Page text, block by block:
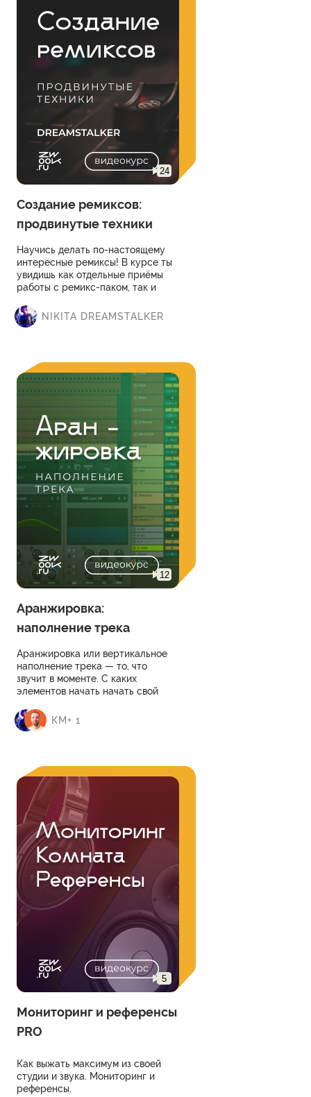
24
Создание ремиксов:
продвинутые техники
Научись делать по-настоящему
интересные ремиксы! В курсе ты
увидишь как отдельные приёмы
работы с ремикс-паком, так и
нуля в Ableton Live.
NIKITA DREAMSTALKER
12
Аранжировка:
наполнение трека
Аранжировка или вертикальное
наполнение трека — то, что
звучит в моменте. С каких
элементов начать начать свой
чтобы потом этот набросок было
легко распаковать в хороший
КМ+ 1
5
Мониторинг и референсы
PRO
Как выжать максимум из своей
студии и звука. Мониторинг и
референсы.